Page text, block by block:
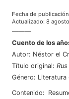
Fecha de publicación
Actualizado: 8
———
Cuento de los
Autor: Néstor el
Título original:
Género:
Contenido: